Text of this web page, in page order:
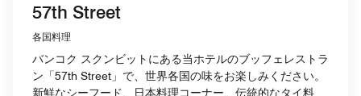
57th Street
各国料理
バンコク スクンビットにある当ホテルのブッフェレストラ
ン「57th Street」で、世界各国の味をお楽しみください。
新鮮なシーフード、日本料理コーナー、伝統的なタイ料